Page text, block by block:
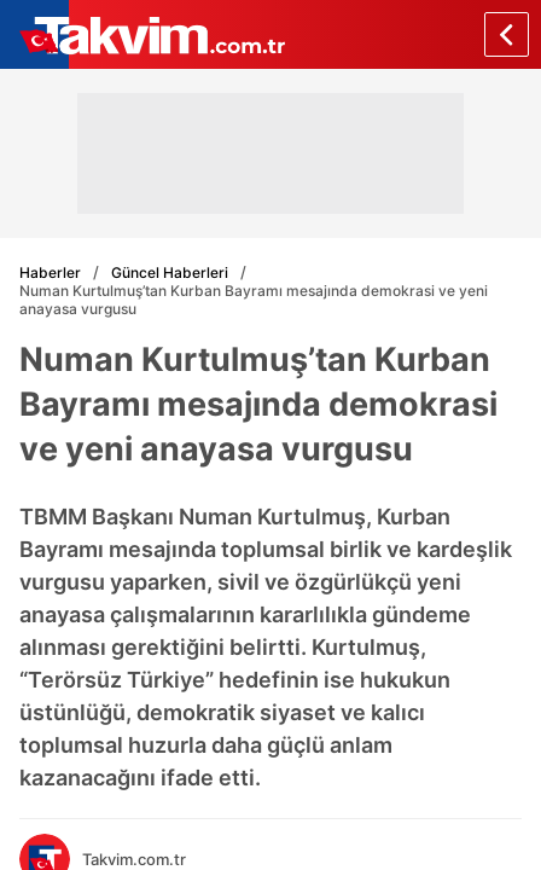
Haberler
Güncel Haberleri
Numan Kurtulmuş’tan Kurban Bayramı mesajında demokrasi ve yeni
anayasa vurgusu
Numan Kurtulmuş’tan Kurban
Bayramı mesajında demokrasi
ve yeni anayasa vurgusu
TBMM Başkanı Numan Kurtulmuş, Kurban
Bayramı mesajında toplumsal birlik ve kardeşlik
vurgusu yaparken, sivil ve özgürlükçü yeni
anayasa çalışmalarının kararlılıkla gündeme
alınması gerektiğini belirtti. Kurtulmuş,
“Terörsüz Türkiye” hedefinin ise hukukun
üstünlüğü, demokratik siyaset ve kalıcı
toplumsal huzurla daha güçlü anlam
kazanacağını ifade etti.
Takvim.com.tr